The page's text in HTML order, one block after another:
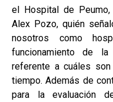
el Hospital de
Alex Pozo, quién
nosotros como
funcionamiento de
referente a cuáles
tiempo. Además de
para la evaluación